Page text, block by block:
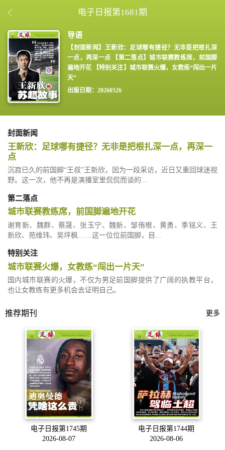
电子日报第1681期
【封面新闻】王新欣：足球哪有捷径？无非是把根扎深
一点，再深一点 【第二落点】城市联赛教练席，前国脚
遍地开花 【特别关注】城市联赛火爆，女教练“闯出一片
天”
出版日期：20260526
封面新闻
王新欣：足球哪有捷径？无非是把根扎深一点，再深一
点
沉寂已久的前国脚“王叔”王新欣，因为一段采访，近日又重回球迷视
野。这一次，他不再是演播室里侃侃而谈的...
第二落点
城市联赛教练席，前国脚遍地开花
谢育新、魏群、蔡晟、张玉宁、魏新、邹侑根、黄勇、季铭义、王
新欣、苑维玮、吴坪枫……这一位位前国脚，目...
特别关注
城市联赛火爆，女教练“闯出一片天”
国内城市联赛的火爆，不仅为男足前国脚提供了广阔的执教平台，
也让女教练有更多机会去证明自己。
推荐期刊 更多
电子日报第1745期
2026-08-07
电子日报第1744期
2026-08-06